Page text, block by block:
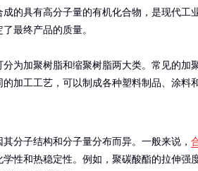
成的具有高分子量的有机化合物，是现代
最终产品的质量。
为加聚树脂和缩聚树脂两大类。常见的加
加工工艺，可以制成各种塑料制品、涂料
分子结构和分子量分布而异。一般来说，
性和热稳定性。例如，聚碳酸酯的拉伸强